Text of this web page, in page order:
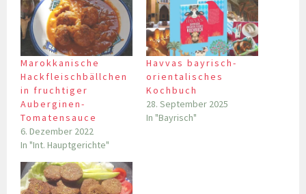
Marokkanische
Hackfleischbällchen
in fruchtiger
Auberginen-
Tomatensauce
6. Dezember 2022
In "Int. Hauptgerichte"
Havvas bayrisch-
orientalisches
Kochbuch
28. September 2025
In "Bayrisch"